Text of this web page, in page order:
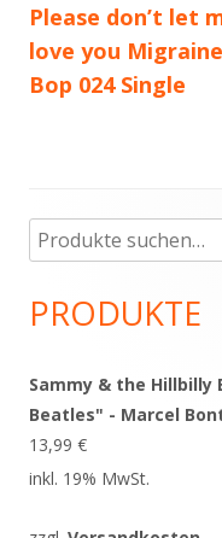
Please don’t let
love you Migraine
Bop 024 Single
Haupt-
Seitenleiste
Suche
nach:
PRODUKTE
Sammy & the
Beatles" - Marcel
13,99 €
inkl. 19% MwSt.